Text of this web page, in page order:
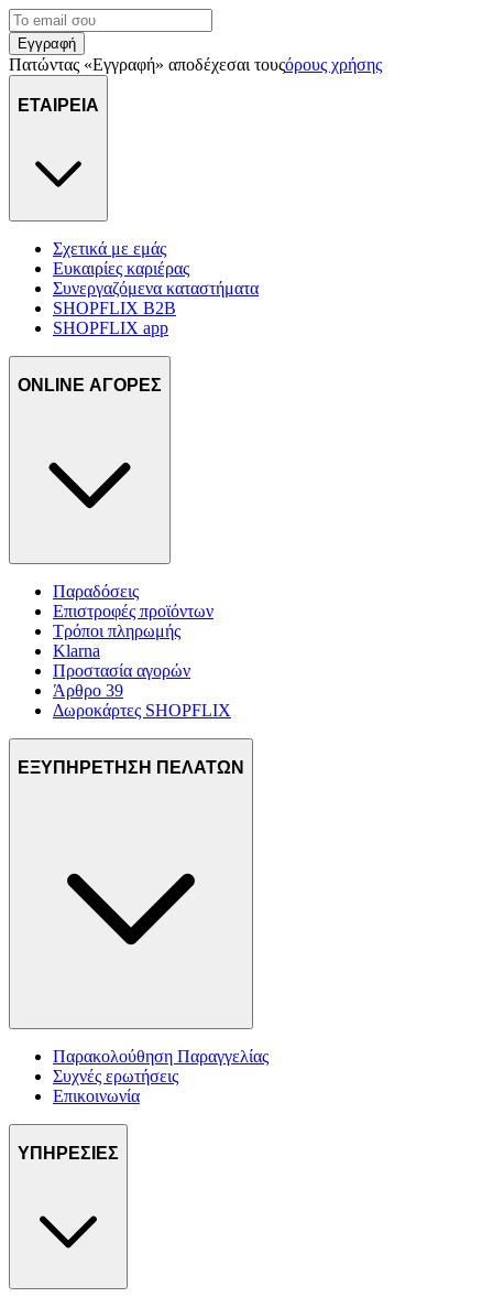
Εγγραφή
Πατώντας «Εγγραφή» αποδέχεσαι τουςόρους χρήσης
ΕΤΑΙΡΕΙΑ
Σχετικά με εμάς
Ευκαιρίες καριέρας
Συνεργαζόμενα καταστήματα
SHOPFLIX B2B
SHOPFLIX app
ONLINE ΑΓΟΡΕΣ
Παραδόσεις
Επιστροφές προϊόντων
Τρόποι πληρωμής
Klarna
Προστασία αγορών
Άρθρο 39
Δωροκάρτες SHOPFLIX
ΕΞΥΠΗΡΕΤΗΣΗ ΠΕΛΑΤΩΝ
Παρακολούθηση Παραγγελίας
Συχνές ερωτήσεις
Επικοινωνία
ΥΠΗΡΕΣΙΕΣ